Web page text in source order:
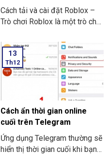
máy tính thật đơn giản
Cách tải và cài đặt Roblox –
Trò chơi Roblox là một trò chơi
bước vào thế giới trò chơi ảo
và trải nghiệm không gian vô
cùng mới lạ trên máy tính của
mình. Hôm nay THIÊN SƠN
COMPUTER sẽ chia sẻ với
bạn cách hướng dẫn thực hiện
cách tải và cài đặt Roblox trên
máy tính thật đơn giản.
13
Th12
Cách ẩn thời gian online
cuối trên Telegram
Ứng dụng Telegram thường sẽ
hiển thị thời gian cuối khi bạn